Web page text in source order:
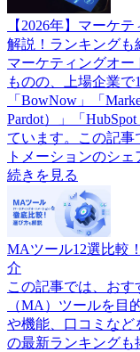
【2026年】マーケ
解説！ランキングも
マーケティングオー
ものの、上場企業で
「BowNow」「
Pardot）」「
ています。この記事
トメーションのシ
続きを見る
MAツール12選比較
介
この記事では、お
（MA）ツールを目
や機能、口コミなど
の最新ランキングも